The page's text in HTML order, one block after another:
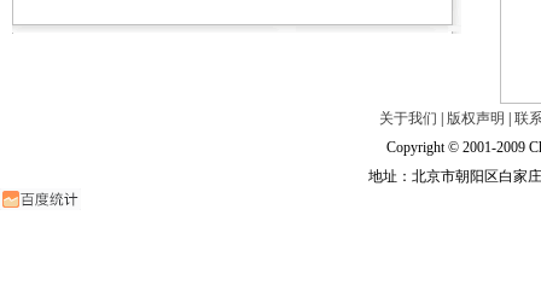
关于我们 版权声明
联
Copyright © 2001-2009
地址：北京市朝阳区白家